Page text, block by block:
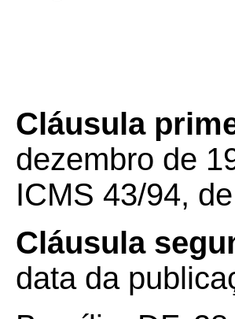
Cláusula
dezembro de
ICMS 43/94,
Cláusula
data da